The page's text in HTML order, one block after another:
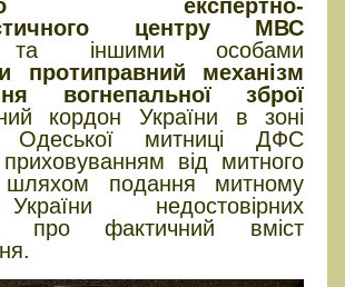
експертно-
центру МВС
іншими особами
протиправний механізм
вогнепальної зброї
кордон України в зоні
Одеської митниці ДФС
від митного
шляхом подання митному
недостовірних
про фактичний вміст